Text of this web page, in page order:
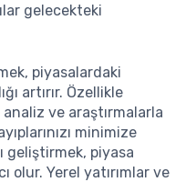
gelecekteki
piyasalardaki
artırır. Özellikle
ve araştırmalarla
minimize
geliştirmek, piyasa
olur. Yerel yatırımlar ve